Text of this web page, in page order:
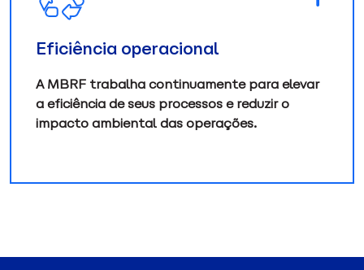
Eficiência operacional
A MBRF trabalha continuamente para elevar
a eficiência de seus processos e reduzir o
impacto ambiental das operações.